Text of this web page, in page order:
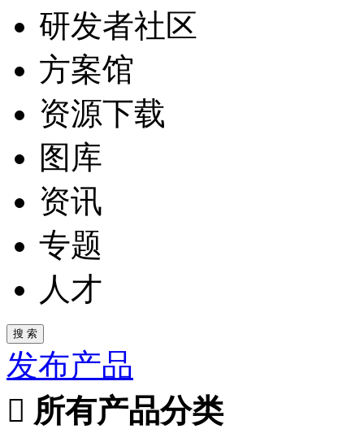
研发者社区
方案馆
资源下载
图库
资讯
专题
人才
发布产品
 所有产品分类